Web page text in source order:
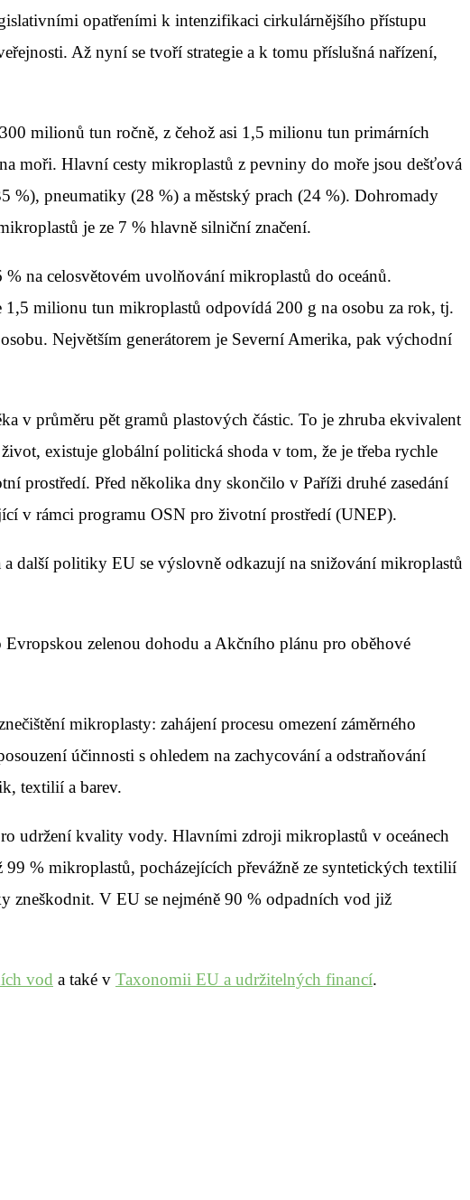
opatřeními k intenzifikaci cirkulárnějšího přístupu
Až nyní se tvoří strategie a k tomu příslušná nařízení,
milionů tun ročně, z čehož asi 1,5 milionu tun primárních
moři. Hlavní cesty mikroplastů z pevniny do moře jsou dešťová
%), pneumatiky (28 %) a městský prach (24 %). Dohromady
je ze 7 % hlavně silniční značení.
na celosvětovém uvolňování mikroplastů do oceánů.
milionu tun mikroplastů odpovídá 200 g na osobu za rok, tj.
Největším generátorem je Severní Amerika, pak východní
v průměru pět gramů plastových částic. To je zhruba ekvivalent
existuje globální politická shoda v tom, že je třeba rychle
prostředí. Před několika dny skončilo v Paříži druhé zasedání
v rámci programu OSN pro životní prostředí (UNEP).
další politiky EU se výslovně odkazují na snižování mikroplastů
zelenou dohodu a Akčního plánu pro oběhové
mikroplasty: zahájení procesu omezení záměrného
účinnosti s ohledem na zachycování a odstraňování
textilií a barev.
udržení kvality vody. Hlavními zdroji mikroplastů v oceánech
% mikroplastů, pocházejících převážně ze syntetických textilií
zneškodnit. V EU se nejméně 90 % odpadních vod již
vod a také v Taxonomii EU a udržitelných financí.